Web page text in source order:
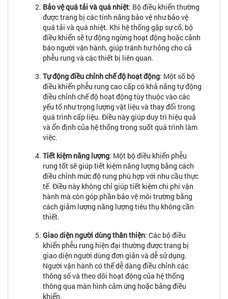
Bảo vệ quá tải và quá nhiệt: Bộ điều khiển thường
được trang bị các tính năng bảo vệ như bảo vệ
quá tải và quá nhiệt. Khi hệ thống gặp sự cố, bộ
điều khiển sẽ tự động ngừng hoạt động hoặc cảnh
báo người vận hành, giúp tránh hư hỏng cho cả
phễu rung và các thiết bị liên quan.
Tự động điều chỉnh chế độ hoạt động: Một số bộ
điều khiển phễu rung cao cấp có khả năng tự động
điều chỉnh chế độ hoạt động tùy thuộc vào các
yếu tố như trọng lượng vật liệu và thay đổi trong
quá trình cấp liệu. Điều này giúp duy trì hiệu quả
và ổn định của hệ thống trong suốt quá trình làm
việc.
Tiết kiệm năng lượng: Một bộ điều khiển phễu
rung tốt sẽ giúp tiết kiệm năng lượng bằng cách
điều chỉnh mức độ rung phù hợp với nhu cầu thực
tế. Điều này không chỉ giúp tiết kiệm chi phí vận
hành mà còn góp phần bảo vệ môi trường bằng
cách giảm lượng năng lượng tiêu thụ không cần
thiết.
Giao diện người dùng thân thiện: Các bộ điều
khiển phễu rung hiện đại thường được trang bị
giao diện người dùng đơn giản và dễ sử dụng.
Người vận hành có thể dễ dàng điều chỉnh các
thông số và theo dõi hoạt động của hệ thống
thông qua màn hình cảm ứng hoặc bảng điều
khiển.